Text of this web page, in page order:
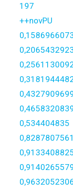
197
++novPU
0,534404835
0,8287807561